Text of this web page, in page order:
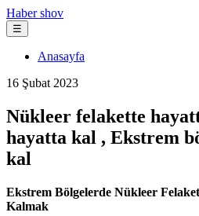
Haber shov
☰
Anasayfa
16 Şubat 2023
Nükleer felakette
hayatta kal , Ekstrem
kal
Ekstrem Bölgelerde Nükleer
Kalmak